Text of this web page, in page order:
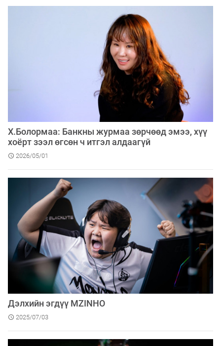
Х.Болормаа: Банкны журмаа зөрчөөд эмээ, хүү
хоёрт зээл өгсөн ч итгэл алдаагүй
2026/05/01
Дэлхийн эгдүү MZINHO
2025/07/03